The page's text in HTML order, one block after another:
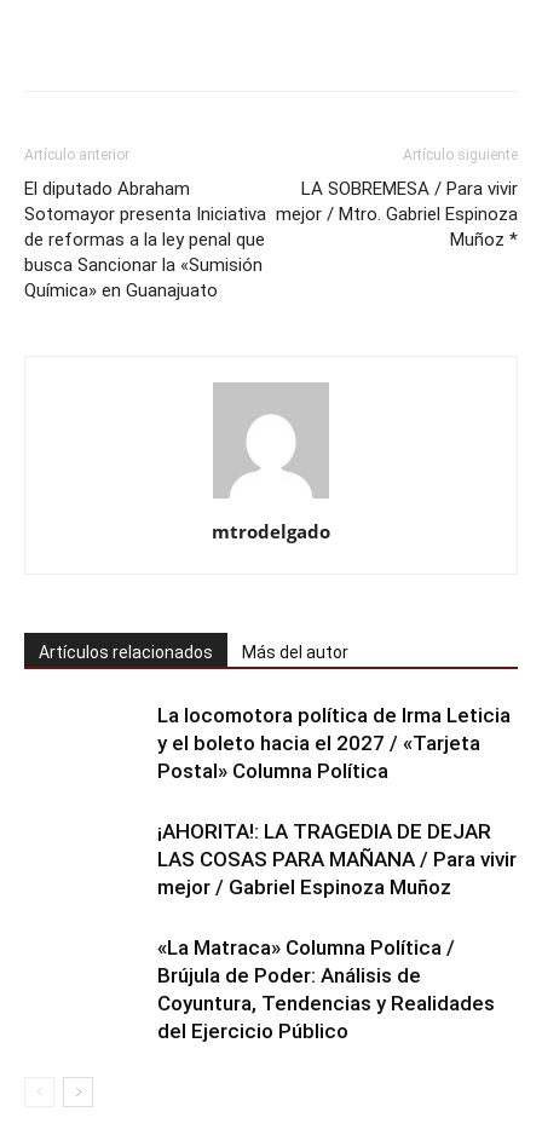
Artículo anterior
El diputado Abraham
Sotomayor presenta Iniciativa
de reformas a la ley penal que
busca Sancionar la «Sumisión
Química» en Guanajuato
Artículo siguiente
LA SOBREMESA / Para vivir
mejor / Mtro. Gabriel Espinoza
Muñoz *
mtrodelgado
Artículos relacionados Más del autor
La locomotora política de Irma Leticia
y el boleto hacia el 2027 / «Tarjeta
Postal» Columna Política
¡AHORITA!: LA TRAGEDIA DE DEJAR
LAS COSAS PARA MAÑANA / Para vivir
mejor / Gabriel Espinoza Muñoz
«La Matraca» Columna Política /
Brújula de Poder: Análisis de
Coyuntura, Tendencias y Realidades
del Ejercicio Público